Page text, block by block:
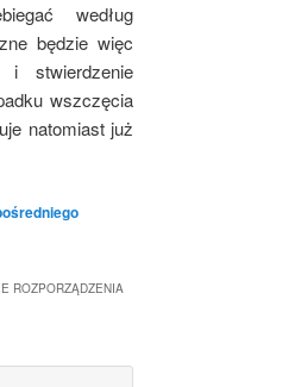
według
będzie więc
i stwierdzenie
wszczęcia
natomiast już
ROZPORZĄDZENIA